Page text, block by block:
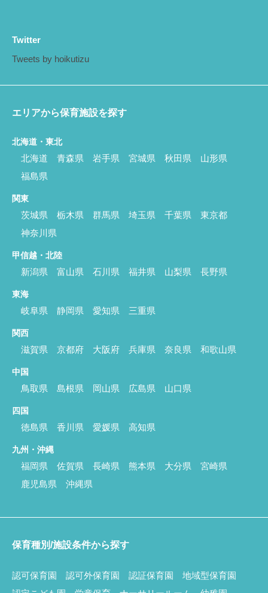
Twitter
Tweets by hoikutizu
エリアから保育施設を探す
北海道・東北
北海道 青森県 岩手県 宮城県 秋田県
山形県
福島県
関東
茨城県 栃木県 群馬県 埼玉県 千葉県
東京都
神奈川県
甲信越・北陸
新潟県 富山県 石川県 福井県 山梨県 長野県
東海
岐阜県 静岡県 愛知県 三重県
関西
滋賀県 京都府 大阪府 兵庫県 奈良県 和歌山県
中国
鳥取県 島根県 岡山県 広島県 山口県
四国
徳島県 香川県 愛媛県 高知県
九州・沖縄
福岡県 佐賀県 長崎県 熊本県 大分県
宮崎県
鹿児島県
沖縄県
保育種別/施設条件から探す
認可保育園 認可外保育園 認証保育園
地域型保育園